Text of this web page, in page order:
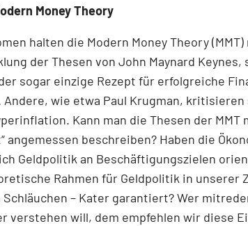
Money Theory
halten die Modern Money Theory
der Thesen von John Maynard Keynes,
sogar einzige Rezept für erfolgreiche
wie etwa Paul Krugman, kritisieren
Kann man die Thesen der MMT
angemessen beschreiben? Haben die
Geldpolitik an Beschäftigungszielen
Rahmen für Geldpolitik in unserer
Schläuchen – Kater garantiert? Wer
verstehen will, dem empfehlen wir diese